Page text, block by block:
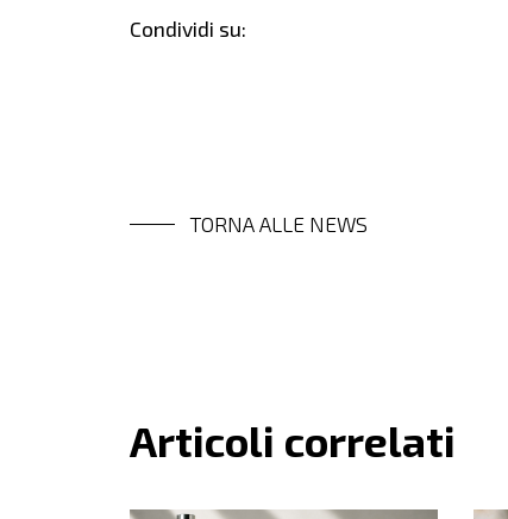
Condividi su:
TORNA ALLE NEWS
Articoli correlati